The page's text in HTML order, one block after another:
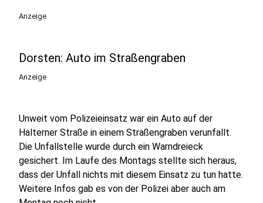
Anzeige
Dorsten: Auto im Straßengraben
Anzeige
Unweit vom Polizeieinsatz war ein Auto auf der
Halterner Straße in einem Straßengraben verunfallt.
Die Unfallstelle wurde durch ein Warndreieck
gesichert. Im Laufe des Montags stellte sich heraus,
dass der Unfall nichts mit diesem Einsatz zu tun hatte.
Weitere Infos gab es von der Polizei aber auch am